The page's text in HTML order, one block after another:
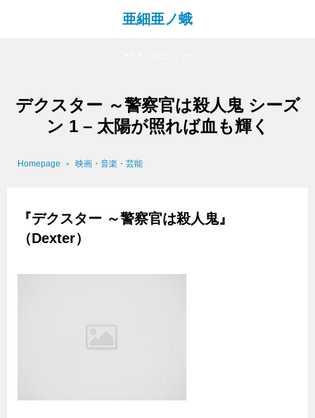
亜細亜ノ蛾
デクスター ～警察官は殺人鬼 シーズ
ン 1 – 太陽が照れば血も輝く
Homepage 映画・音楽・芸能
『デクスター ～警察官は殺人鬼』
（Dexter）